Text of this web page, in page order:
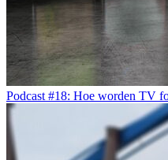
Podcast #18: Hoe worden TV